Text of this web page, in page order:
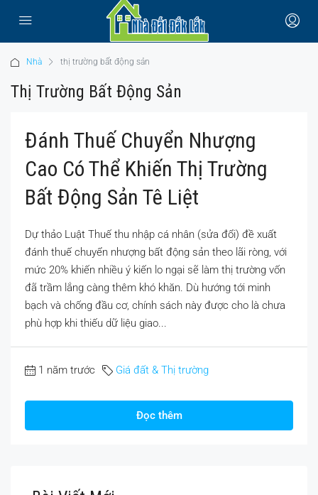
Nhà thị trường bất động sản
Thị Trường Bất Động Sản
Đánh Thuế Chuyển Nhượng
Cao Có Thể Khiến Thị Trường
Bất Động Sản Tê Liệt
Dự thảo Luật Thuế thu nhập cá nhân (sửa đổi) đề xuất
đánh thuế chuyển nhượng bất động sản theo lãi ròng, với
mức 20% khiến nhiều ý kiến lo ngại sẽ làm thị trường vốn
đã trầm lắng càng thêm khó khăn. Dù hướng tới minh
bạch và chống đầu cơ, chính sách này được cho là chưa
phù hợp khi thiếu dữ liệu giao...
1 năm trước Giá đất & Thị trường
Đọc thêm